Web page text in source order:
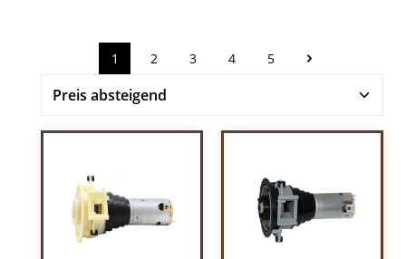
Seite
1 Seite
2 Seite
3 Seite
4 Seite
5